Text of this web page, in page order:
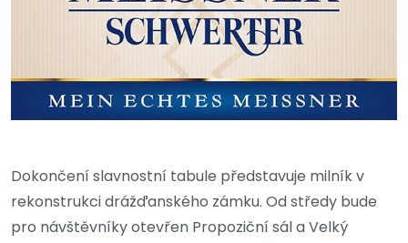
Dokončení slavnostní tabule představuje milník v
rekonstrukci drážďanského zámku. Od středy bude
pro návštěvníky otevřen Propoziční sál a Velký